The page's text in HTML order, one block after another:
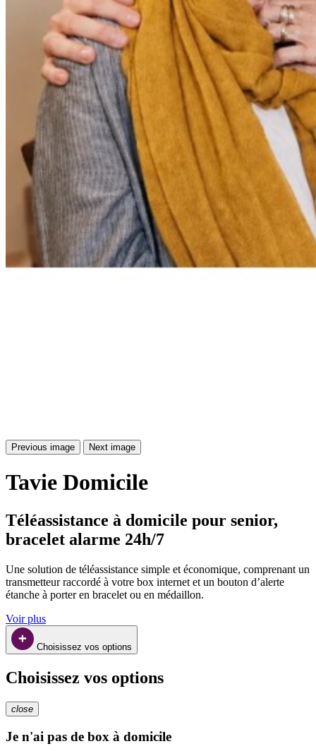
Previous image Next image
Tavie Domicile
Téléassistance à domicile pour senior,
bracelet alarme 24h/7
Une solution de téléassistance simple et économique, comprenant un
transmetteur raccordé à votre box internet et un bouton d’alerte
étanche à porter en bracelet ou en médaillon.
Voir plus
Choisissez vos options
Choisissez vos options
close
Je n'ai pas de box à domicile